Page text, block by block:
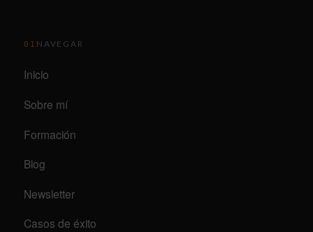
01 NAVEGAR
Inicio
Sobre mí
Formación
Blog
Newsletter
Casos de éxito